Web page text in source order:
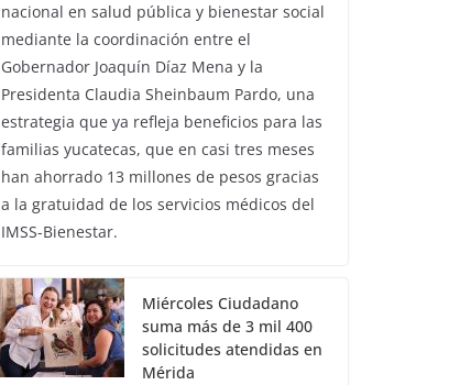
nacional en salud pública y bienestar social
mediante la coordinación entre el
Gobernador Joaquín Díaz Mena y la
Presidenta Claudia Sheinbaum Pardo, una
estrategia que ya refleja beneficios para las
familias yucatecas, que en casi tres meses
han ahorrado 13 millones de pesos gracias
a la gratuidad de los servicios médicos del
IMSS-Bienestar.
Miércoles Ciudadano
suma más de 3 mil 400
solicitudes atendidas en
Mérida